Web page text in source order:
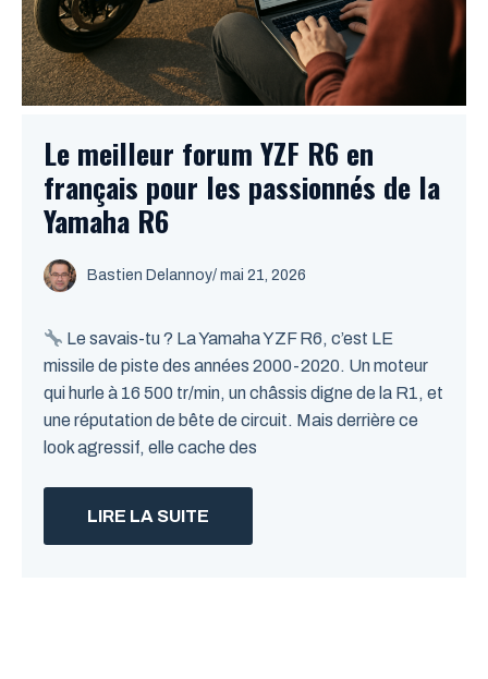
Le meilleur forum YZF R6 en
français pour les passionnés de la
Yamaha R6
Bastien Delannoy/ mai 21, 2026
Le savais-tu ? La Yamaha YZF R6, c’est LE
missile de piste des années 2000-2020. Un moteur
qui hurle à 16 500 tr/min, un châssis digne de la R1, et
une réputation de bête de circuit. Mais derrière ce
look agressif, elle cache des
LIRE LA SUITE